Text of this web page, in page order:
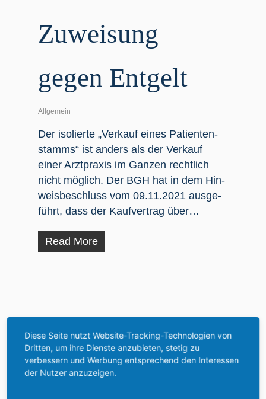
Zuwei­sung
gegen Entgelt
Allgemein
Der iso­lier­te „Ver­kauf eines Pati­en­ten­
stamms“ ist anders als der Ver­kauf
einer Arzt­pra­xis im Gan­zen recht­lich
nicht mög­lich. Der BGH hat in dem Hin­
weis­be­schluss vom 09.11.2021 aus­ge­
führt, dass der Kauf­ver­trag über…
Read More
Zur Bewer­ber­
aus­wahl im
Diese Seite nutzt Website-Tracking-Technologien von
Dritten, um ihre Dienste anzubieten, stetig zu
verbessern und Werbung entsprechend den Interessen
der Nutzer anzuzeigen.